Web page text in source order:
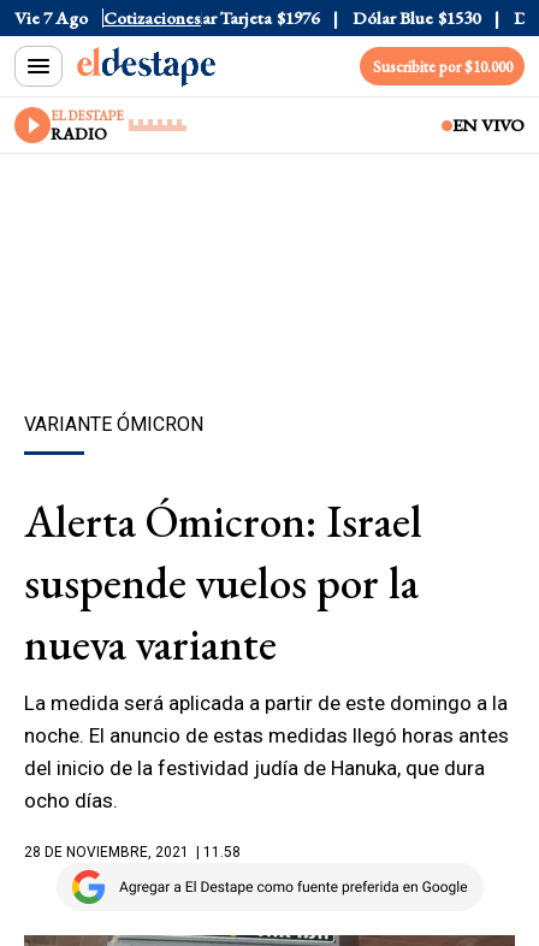
Vie 7 Ago Cotizaciones
Oficial $1520 Dólar Tarjeta $1976 Dólar Blue $1530 Dólar
Suscribite por $10.000
EL DESTAPE
RADIO EN VIVO
VARIANTE ÓMICRON
Alerta Ómicron: Israel
suspende vuelos por la
nueva variante
La medida será aplicada a partir de este domingo a la
noche. El anuncio de estas medidas llegó horas antes
del inicio de la festividad judía de Hanuka, que dura
ocho días.
28 DE NOVIEMBRE, 2021 | 11.58